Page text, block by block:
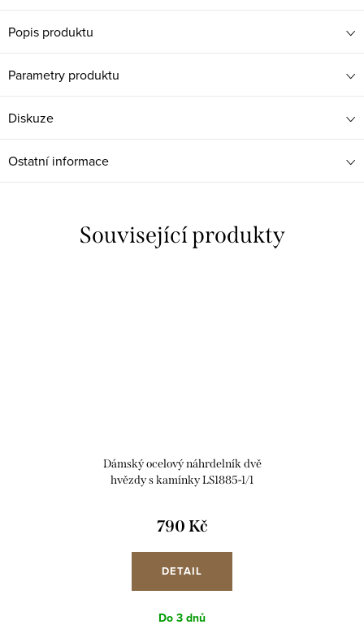
Popis produktu
Parametry produktu
Diskuze
Ostatní informace
Související produkty
Dámský ocelový náhrdelník dvě
hvězdy s kamínky LS1885-1/1
790 Kč
DETAIL
Do 3 dnů